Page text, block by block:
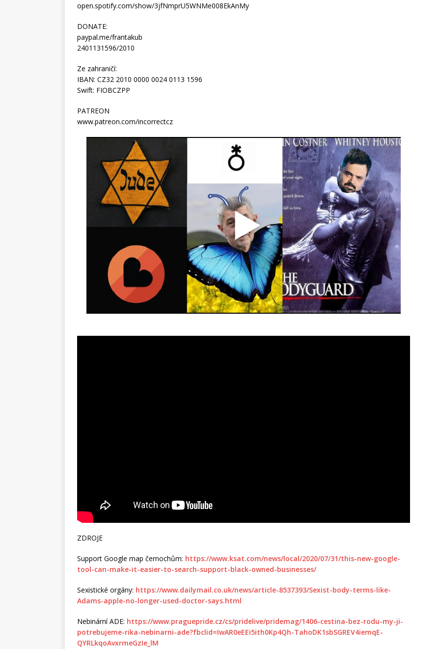
open.spotify.com/show/3jfNmprU5WNMe008EkAnMy
DONATE:
paypal.me/frantakub
2401131596/2010
Ze zahraničí:
IBAN: CZ32 2010 0000 0024 0113 1596
Swift: FIOBCZPP
PATREON
www.patreon.com/incorrectcz
ZDROJE
Support Google map černochům: https://www.ksat.com/news/local/2020/07/31/this-new-google-
tool-can-make-it-easier-to-search-support-black-owned-businesses/
Sexistické orgány: https://www.dailymail.co.uk/news/article-8537393/Sexist-body-terms-like-
Adams-apple-no-longer-used-doctor-says.html
Nebinární ADE: https://www.praguepride.cz/cs/pridelive/pridemag/1406-cestina-bez-rodu-my-ji-
potrebujeme-rika-nebinarni-ade?fbclid=IwAR0eEEi5ith0Kp4Qh-TahoDK1sbSGREV4iemqE-
QYRLkqoAvxrmeGzIe_lM